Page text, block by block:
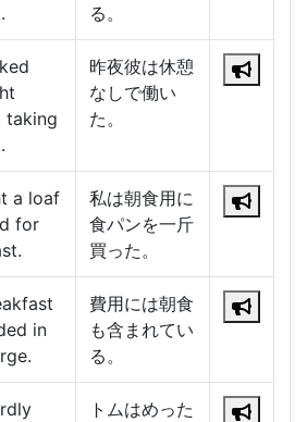
る。
taking
昨夜彼は休憩
なしで働い
た。
a loaf
for
私は朝食用に
食パンを一斤
買った。
in
費用には朝食
も含まれてい
る。
トムはめった